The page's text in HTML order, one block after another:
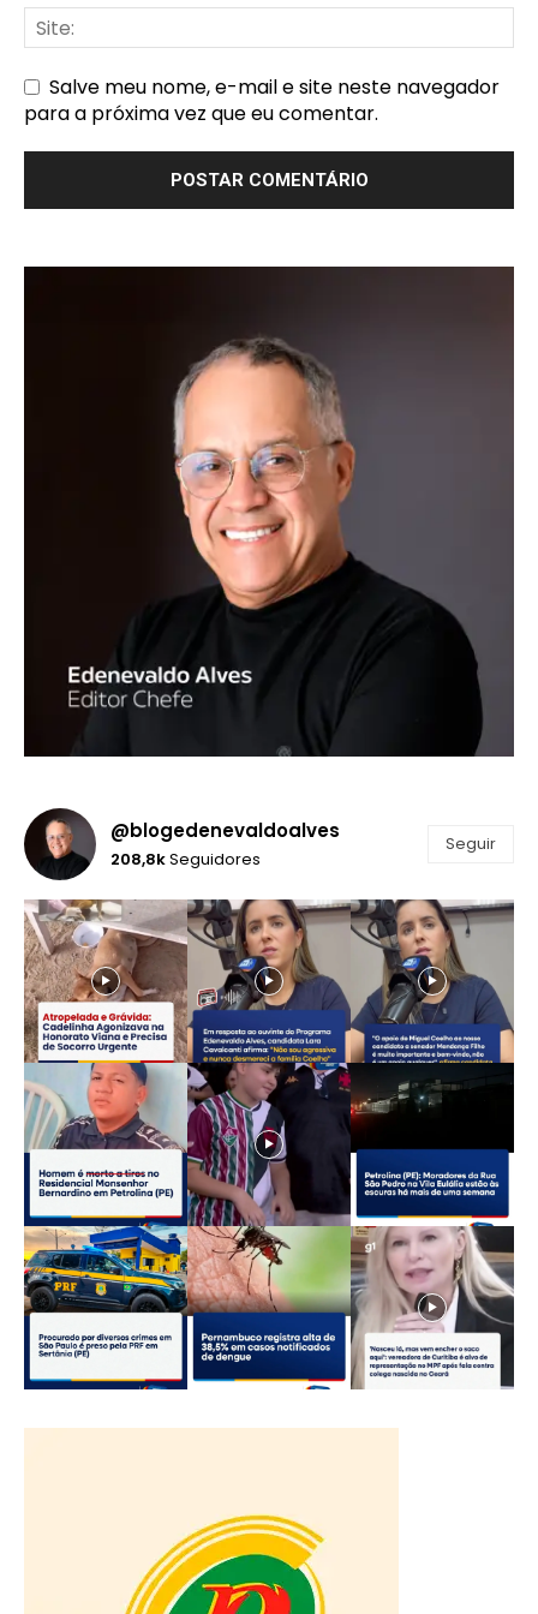
Salve meu nome, e-mail e site neste navegador
para a próxima vez que eu comentar.
@blogedenevaldoalves
208,8kSeguidores
Seguir